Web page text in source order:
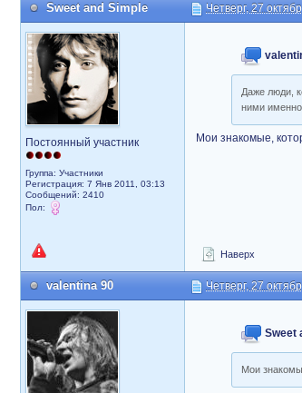
Sweet and Simple Четверг, 27
Постоянный участник
Группа: Участники
Регистрация: 7 Янв 2011, 03:13
Сообщений: 2410
Пол:
Даже люди,
ними
Мои знакомые,
Наверх
valentina 90 Четверг, 27
Sweet
Мои